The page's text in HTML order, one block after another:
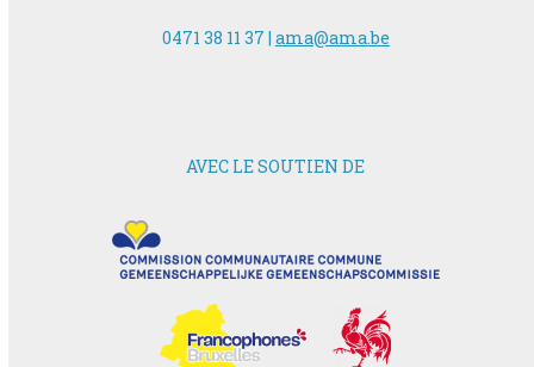
0471 38 11 37 | ama@ama.be
AVEC LE SOUTIEN DE